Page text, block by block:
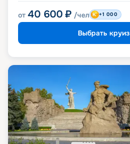
от 40 600 ₽ /чел +1 000
Выбрать круиз